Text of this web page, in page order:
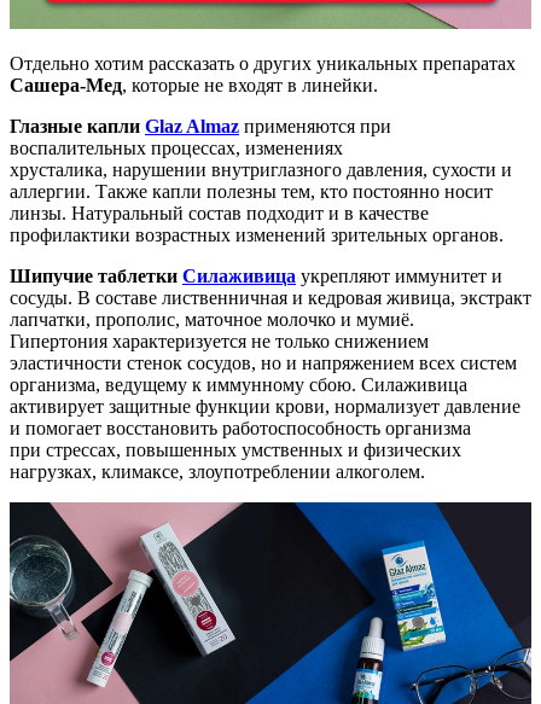
Отдельно хотим рассказать о других уникальных препаратах
Сашера-Мед, которые не входят в линейки.
Глазные капли Glaz Almaz применяются при
воспалительных процессах, изменениях
хрусталика, нарушении внутриглазного давления, сухости и
аллергии. Также капли полезны тем, кто постоянно носит
линзы. Натуральный состав подходит и в качестве
профилактики возрастных изменений зрительных органов.
Шипучие таблетки Силаживица укрепляют иммунитет и
сосуды. В составе лиственничная и кедровая живица, экстракт
лапчатки, прополис, маточное молочко и мумиё.
Гипертония характеризуется не только снижением
эластичности стенок сосудов, но и напряжением всех систем
организма, ведущему к иммунному сбою. Силаживица
активирует защитные функции крови, нормализует давление
и помогает восстановить работоспособность организма
при стрессах, повышенных умственных и физических
нагрузках, климаксе, злоупотреблении алкоголем.